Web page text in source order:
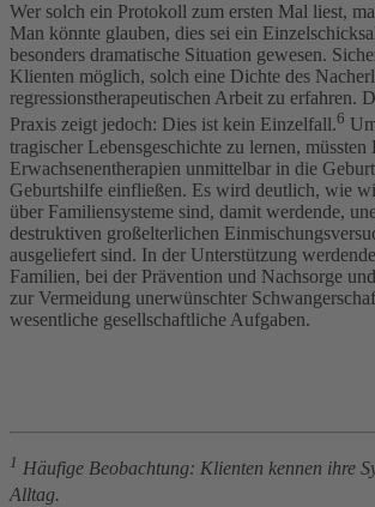
Wer solch ein Protokoll zum ersten Mal liest,
Man könnte glauben, dies sei ein
besonders dramatische Situation gewesen.
Klienten möglich, solch eine Dichte des
regressionstherapeutischen Arbeit zu erfahren.
Praxis zeigt jedoch: Dies ist kein Einzelfall.6
tragischer Lebensgeschichte zu lernen, müssten
Erwachsenentherapien unmittelbar in die
Geburtshilfe einfließen. Es wird deutlich, wie
über Familiensysteme sind, damit werdende,
destruktiven großelterlichen
ausgeliefert sind. In der Unterstützung
Familien, bei der Prävention und Nachsorge
zur Vermeidung unerwünschter
wesentliche gesellschaftliche Aufgaben.
1 Häufige Beobachtung: Klienten kennen ihre
Alltag.